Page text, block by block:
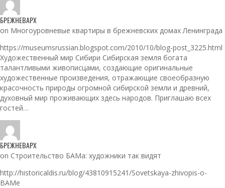
БРЕЖНЕВАРХ
on Многоуровневые квартиры в брежневских домах Ленинграда
https://museumsrussian.blogspot.com/2010/10/blog-post_3225.html
Художественный мир Сибири Сибирская земля богата
талантливыми живописцами, создающие оригинальные
художественные произведения, отражающие своеобразную
красочность природы огромной сибирской земли и древний,
духовный мир проживающих здесь народов. Приглашаю всех
гостей…
БРЕЖНЕВАРХ
on Строительство БАМа: художники так видят
http://historicaldis.ru/blog/43810915241/Sovetskaya-zhivopis-o-
BAMe